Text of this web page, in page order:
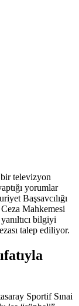
televizyon
yorumlar
Başsavcılığı
Mahkemesi
bilgiyi
talep ediliyor.
Sportif Sınai